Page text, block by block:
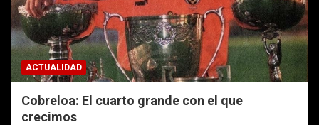
ACTUALIDAD
Cobreloa: El cuarto grande con el que
crecimos